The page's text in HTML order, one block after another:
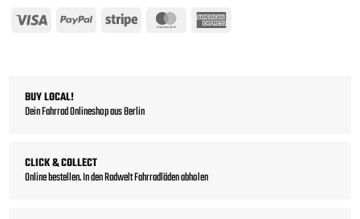
Visa PayPal Stripe MasterCard
BUY LOCAL!
Dein Fahrrad Onlineshop aus Berlin
CLICK & COLLECT
Online bestellen. In den Radwelt Fahrradläden abholen